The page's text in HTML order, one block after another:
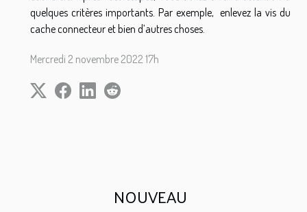
NOUVEAU
quelques critères importants. Par exemple, enlevez la vis du
cache connecteur et bien d’autres choses.
Mercredi 2 novembre 2022 17h